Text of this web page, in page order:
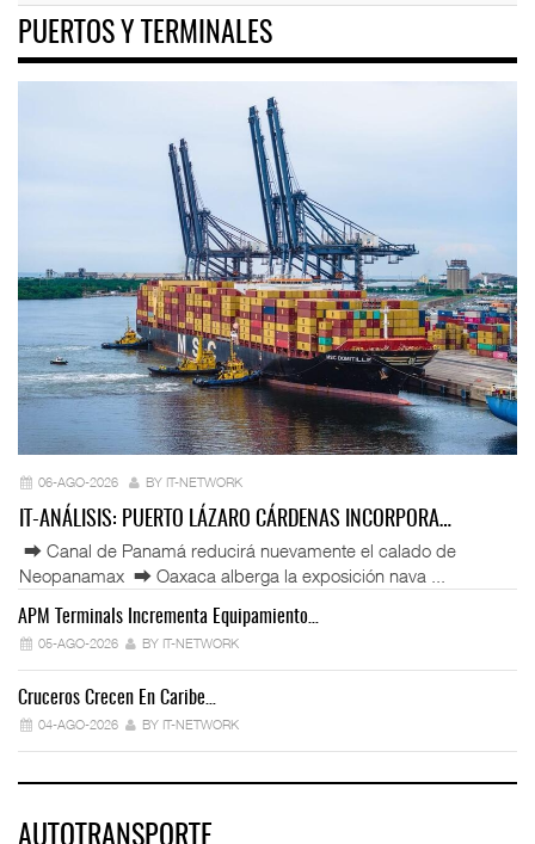
PUERTOS Y TERMINALES
06-AGO-2026 BY IT-NETWORK
IT-ANÁLISIS: PUERTO LÁZARO CÁRDENAS INCORPORA…
⮕ Canal de Panamá reducirá nuevamente el calado de
Neopanamax ⮕ Oaxaca alberga la exposición nava ...
APM Terminals Incrementa Equipamiento…
05-AGO-2026 BY IT-NETWORK
Cruceros Crecen En Caribe…
04-AGO-2026 BY IT-NETWORK
AUTOTRANSPORTE